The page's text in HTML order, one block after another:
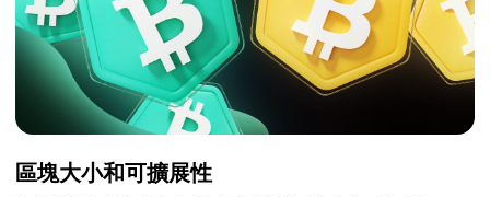
區塊大小和可擴展性